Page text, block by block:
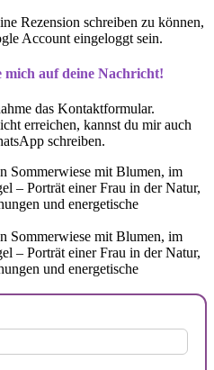
Rezension schreiben zu können,
Account eingeloggt sein.
auf deine Nachricht!
das Kontaktformular.
erreichen, kannst du mir auch
schreiben.